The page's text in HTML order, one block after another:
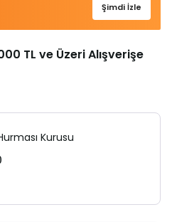
Şimdi İzle
TL ve Üzeri Alışverişe
Kurusu